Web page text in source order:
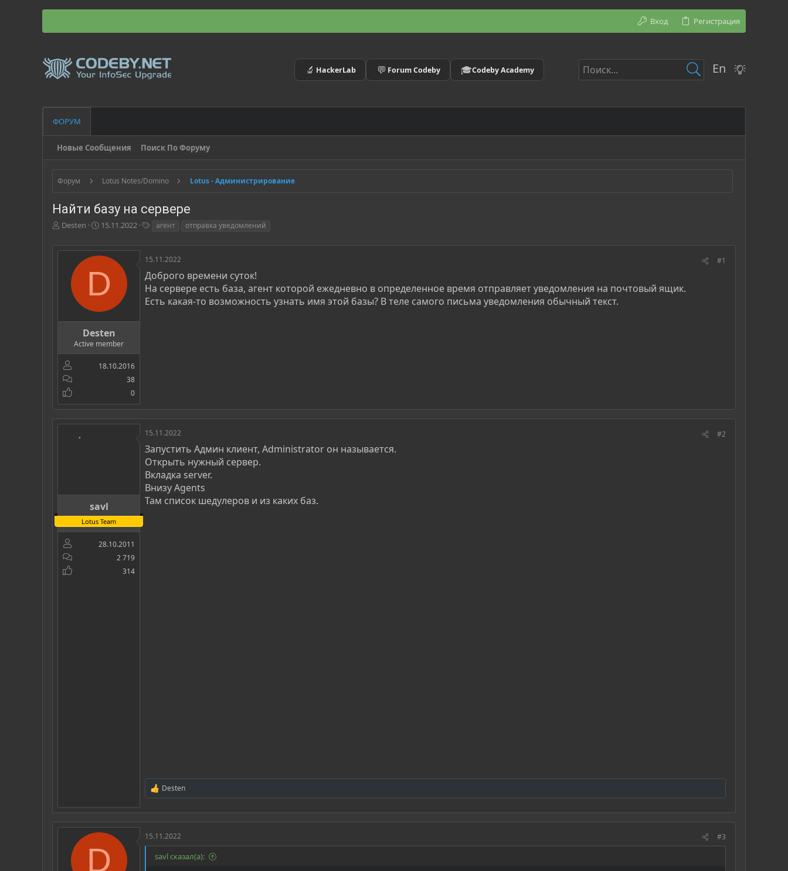
Вход Регистрация
🔬 HackerLab 💬 Forum Codeby 🎓Codeby Academy En
ФОРУМ
Новые Сообщения Поиск По Форуму
Форум Lotus Notes/Domino Lotus - Администрирование
Найти базу на сервере
А
т
Desten
Д
т
а
а
ч
а
л
а
15.11.2022
г
и
агент отправка уведомлений
D
Desten
Active member
18.10.2016
38
0
15.11.2022 #1
Доброго времени суток!
На сервере есть база, агент которой ежедневно в определенное время отправляет уведомления на почтовый ящик.
Есть какая-то возможность узнать имя этой базы? В теле самого письма уведомления обычный текст.
savl
Lotus Team
28.10.2011
2 719
314
15.11.2022 #2
Запустить Админ клиент, Administrator он называется.
Открыть нужный сервер.
Вкладка server.
Внизу Agents
Там список шедулеров и из каких баз.
Р
е
а
к
и
и
Desten
D
15.11.2022 #3
savl сказал(а):